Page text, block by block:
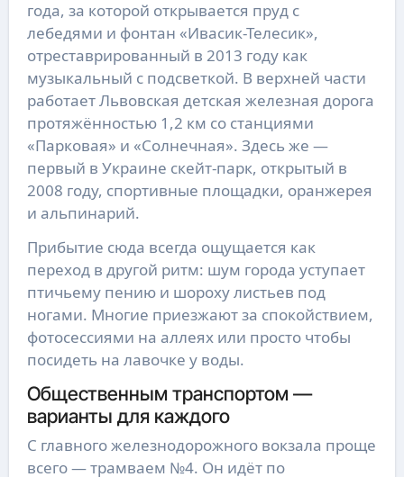
года, за которой открывается пруд с
лебедями и фонтан «Ивасик-Телесик»,
отреставрированный в 2013 году как
музыкальный с подсветкой. В верхней части
работает Львовская детская железная дорога
протяжённостью 1,2 км со станциями
«Парковая» и «Солнечная». Здесь же —
первый в Украине скейт-парк, открытый в
2008 году, спортивные площадки, оранжерея
и альпинарий.
Прибытие сюда всегда ощущается как
переход в другой ритм: шум города уступает
птичьему пению и шороху листьев под
ногами. Многие приезжают за спокойствием,
фотосессиями на аллеях или просто чтобы
посидеть на лавочке у воды.
Общественным транспортом —
варианты для каждого
С главного железнодорожного вокзала проще
всего — трамваем №4. Он идёт по